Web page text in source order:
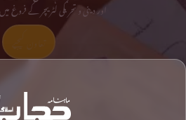
اور دینی و تحریکی لٹریچر کے فروغ